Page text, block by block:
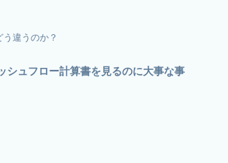
違うのか？
シュフロー計算書を見るのに大事な事